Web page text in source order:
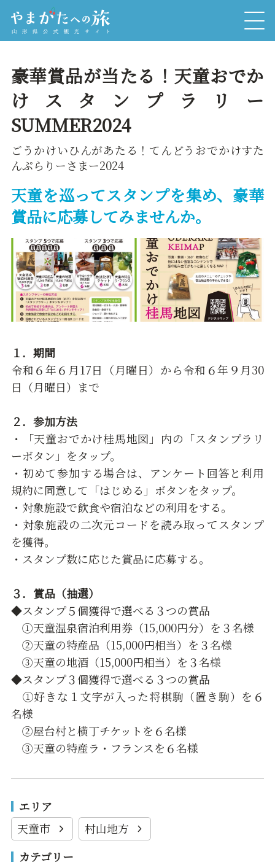
豪華賞品が当たる！天童おでか
けスタンプラリー
SUMMER2024
ごうかけいひんがあたる！てんどうおでかけすた
んぷらりーさまー2024
天童を巡ってスタンプを集め、豪華
賞品に応募してみませんか。
１．期間
令和６年６月17日（月曜日）から令和６年９月30
日（月曜日）まで
２．参加方法
・「天童おでかけ桂馬地図」内の「スタンプラリ
ーボタン」をタップ。
・初めて参加する場合は、アンケート回答と利用
規約に同意して「はじめる」ボタンをタップ。
・対象施設で飲食や宿泊などの利用をする。
・対象施設の二次元コードを読み取ってスタンプ
を獲得。
・スタンプ数に応じた賞品に応募する。
３．賞品（抽選）
◆スタンプ５個獲得で選べる３つの賞品
①天童温泉宿泊利用券（15,000円分）を３名様
②天童の特産品（15,000円相当）を３名様
③天童の地酒（15,000円相当）を３名様
◆スタンプ３個獲得で選べる３つの賞品
①好きな１文字が入った将棋駒（置き駒）を６
名様
②屋台村と横丁チケットを６名様
③天童の特産ラ・フランスを６名様
エリア
天童市
村山地方
カテゴリー